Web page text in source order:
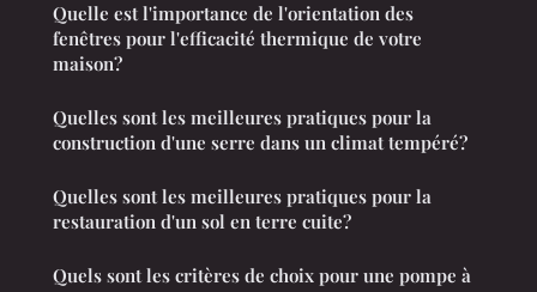
Quelle est l'importance de l'orientation des
fenêtres pour l'efficacité thermique de votre
maison?
Quelles sont les meilleures pratiques pour la
construction d'une serre dans un climat tempéré?
Quelles sont les meilleures pratiques pour la
restauration d'un sol en terre cuite?
Quels sont les critères de choix pour une pompe à